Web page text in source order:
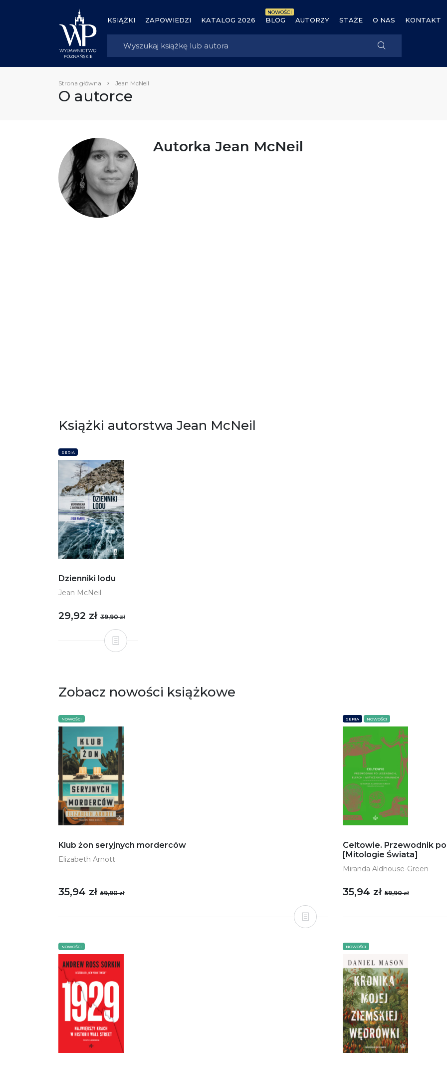
KSIĄŻKI ZAPOWIEDZI KATALOG 2026 BLOG
NOWOŚCI
AUTORZY STAŻE O NAS KONTAKT
Strona główna Jean McNeil
O autorce
Autorka Jean McNeil
Książki autorstwa Jean McNeil
SERIA
Dzienniki lodu
Jean McNeil
29,92 zł 39,90 zł
Zobacz nowości książkowe
NOWOŚCI
Klub żon seryjnych morderców
Elizabeth Arnott
35,94 zł 59,90 zł
SERIA NOWOŚCI
Celtowie. Przewodnik
[Mitologie Świata]
Miranda Aldhouse-Green
35,94 zł 59,90 zł
NOWOŚCI NOWOŚCI